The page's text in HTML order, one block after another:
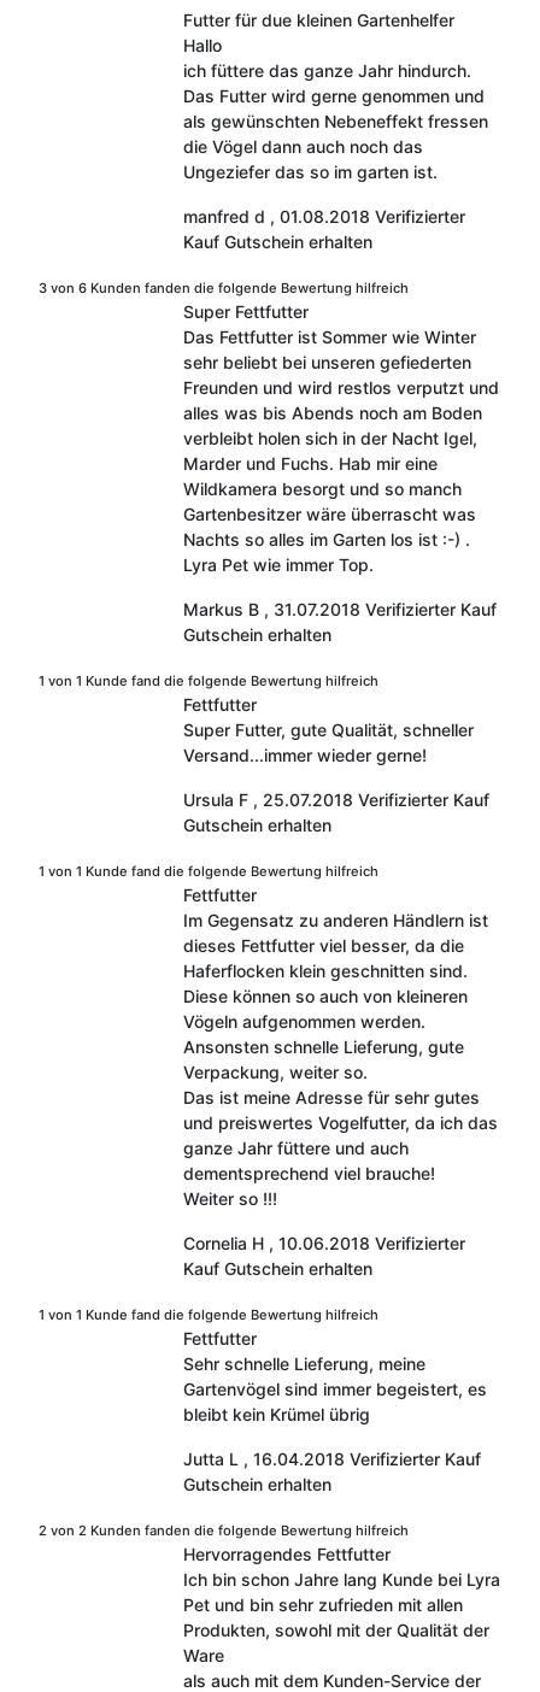
Futter für due kleinen Gartenhelfer
Hallo
ich füttere das ganze Jahr hindurch.
Das Futter wird gerne genommen und
als gewünschten Nebeneffekt fressen
die Vögel dann auch noch das
Ungeziefer das so im garten ist.
manfred d , 01.08.2018 Verifizierter
Kauf Gutschein erhalten
3 von 6 Kunden fanden die folgende Bewertung hilfreich
Super Fettfutter
Das Fettfutter ist Sommer wie Winter
sehr beliebt bei unseren gefiederten
Freunden und wird restlos verputzt und
alles was bis Abends noch am Boden
verbleibt holen sich in der Nacht Igel,
Marder und Fuchs. Hab mir eine
Wildkamera besorgt und so manch
Gartenbesitzer wäre überrascht was
Nachts so alles im Garten los ist :-) .
Lyra Pet wie immer Top.
Markus B , 31.07.2018 Verifizierter Kauf
Gutschein erhalten
1 von 1 Kunde fand die folgende Bewertung hilfreich
Fettfutter
Super Futter, gute Qualität, schneller
Versand...immer wieder gerne!
Ursula F , 25.07.2018 Verifizierter Kauf
Gutschein erhalten
1 von 1 Kunde fand die folgende Bewertung hilfreich
Fettfutter
Im Gegensatz zu anderen Händlern ist
dieses Fettfutter viel besser, da die
Haferflocken klein geschnitten sind.
Diese können so auch von kleineren
Vögeln aufgenommen werden.
Ansonsten schnelle Lieferung, gute
Verpackung, weiter so.
Das ist meine Adresse für sehr gutes
und preiswertes Vogelfutter, da ich das
ganze Jahr füttere und auch
dementsprechend viel brauche!
Weiter so !!!
Cornelia H , 10.06.2018 Verifizierter
Kauf Gutschein erhalten
1 von 1 Kunde fand die folgende Bewertung hilfreich
Fettfutter
Sehr schnelle Lieferung, meine
Gartenvögel sind immer begeistert, es
bleibt kein Krümel übrig
Jutta L , 16.04.2018 Verifizierter Kauf
Gutschein erhalten
2 von 2 Kunden fanden die folgende Bewertung hilfreich
Hervorragendes Fettfutter
Ich bin schon Jahre lang Kunde bei Lyra
Pet und bin sehr zufrieden mit allen
Produkten, sowohl mit der Qualität der
Ware
als auch mit dem Kunden-Service der